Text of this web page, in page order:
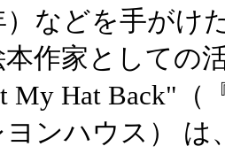
）などを手がけ
作家としての
My Hat Back"（
ヨンハウス）